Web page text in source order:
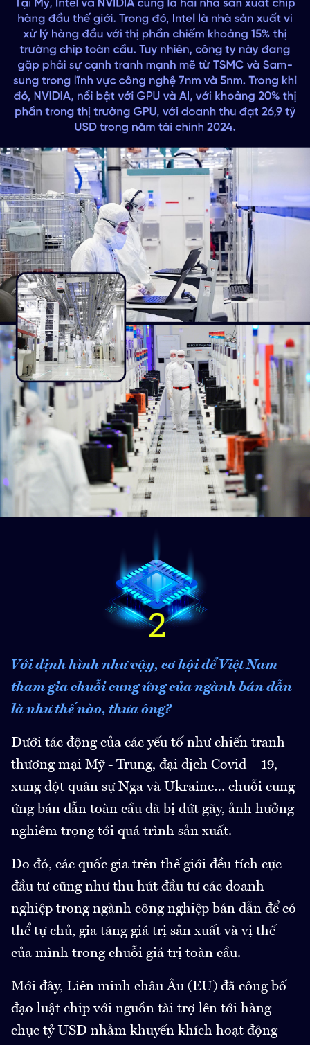
Với định hình như vậy, cơ hội để Việt Nam
tham gia chuỗi cung ứng của ngành bán dẫn
là như thế nào, thưa ông?
Dưới tác động của các yếu tố như chiến tranh
thương mại Mỹ - Trung, đại dịch Covid – 19,
xung đột quân sự Nga và Ukraine… chuỗi cung
ứng bán dẫn toàn cầu đã bị đứt gãy, ảnh hưởng
nghiêm trọng tới quá trình sản xuất.
Do đó, các quốc gia trên thế giới đều tích cực
đầu tư cũng như thu hút đầu tư các doanh
nghiệp trong ngành công nghiệp bán dẫn để có
thể tự chủ, gia tăng giá trị sản xuất và vị thế
của mình trong chuỗi giá trị toàn cầu.
Mới đây, Liên minh châu Âu (EU) đã công bố
đạo luật chip với nguồn tài trợ lên tới hàng
chục tỷ USD nhằm khuyến khích hoạt động